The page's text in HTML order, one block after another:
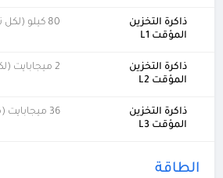
ذاكرة التخزين
المؤقت L1
80 كيلو (لكل نواة)
ذاكرة التخزين
المؤقت L2
ذاكرة التخزين
المؤقت L3
36 ميجابايت (مشتركة)
الطاقة